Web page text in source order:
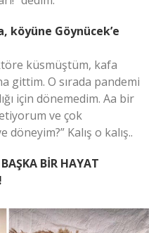
köyüne Göynücek’e
küsmüştüm, kafa
gittim. O sırada pandemi
için dönemedim. Aa bir
ve çok
Kalış o kalış..
BİR HAYAT